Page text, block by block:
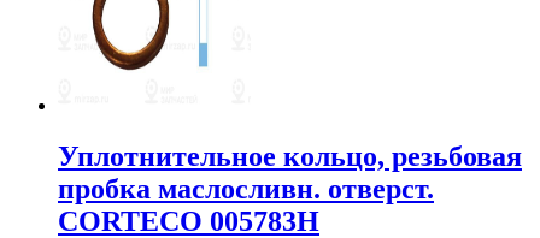
Уплотнительное кольцо, резьбовая
пробка маслосливн. отверст.
CORTECO 005783H